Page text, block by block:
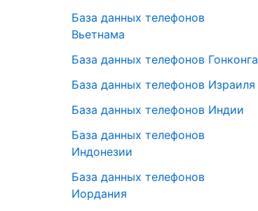
База данных телефонов
Вьетнама
База данных телефонов Гонконга
База данных телефонов Израиля
База данных телефонов Индии
База данных телефонов
Индонезии
База данных телефонов
Иордания